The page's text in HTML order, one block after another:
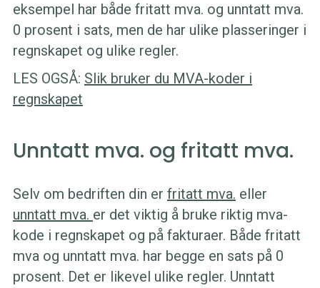
eksempel har både fritatt mva. og unntatt mva.
0 prosent i sats, men de har ulike plasseringer i
regnskapet og ulike regler.
LES OGSÅ: Slik bruker du MVA-koder i
regnskapet
Unntatt mva. og fritatt mva.
Selv om bedriften din er fritatt mva. eller
unntatt mva. er det viktig å bruke riktig mva-
kode i regnskapet og på fakturaer. Både fritatt
mva og unntatt mva. har begge en sats på 0
prosent. Det er likevel ulike regler. Unntatt